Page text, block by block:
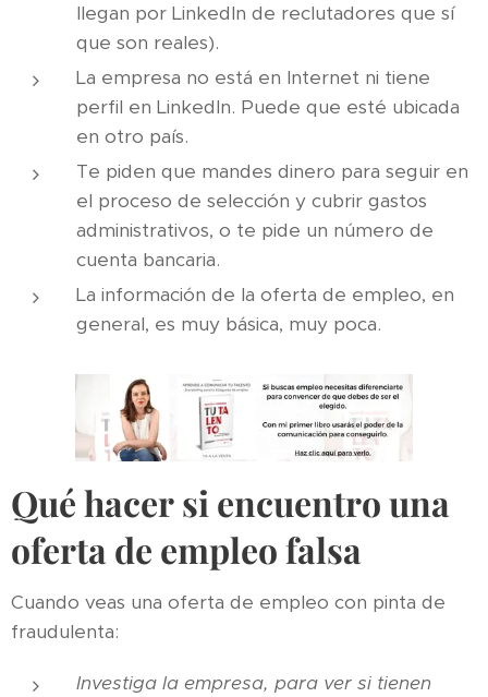
llegan por LinkedIn de reclutadores que sí
que son reales).
La empresa no está en Internet ni tiene
perfil en LinkedIn. Puede que esté ubicada
en otro país.
Te piden que mandes dinero para seguir en
el proceso de selección y cubrir gastos
administrativos, o te pide un número de
cuenta bancaria.
La información de la oferta de empleo, en
general, es muy básica, muy poca.
Qué hacer si encuentro una
oferta de empleo falsa
Cuando veas una oferta de empleo con pinta de
fraudulenta:
Investiga la empresa, para ver si tienen